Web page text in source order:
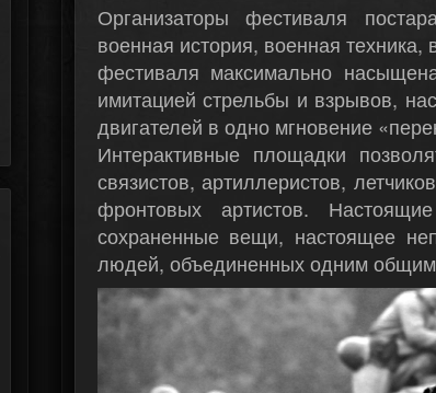
Организаторы фестиваля
военная история, военная
фестиваля максимально
имитацией стрельбы и взрывов,
двигателей в одно мгновение
Интерактивные площадки
связистов, артиллеристов,
фронтовых артистов.
сохраненные вещи, настоящее
людей, объединенных одним